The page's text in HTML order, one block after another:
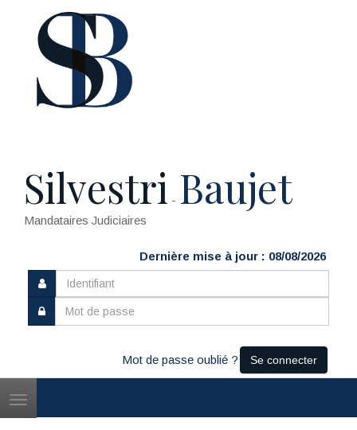
Silvestri - Baujet
Mandataires Judiciaires
Dernière mise à jour : 08/08/2026
Mot de passe oublié ? Se connecter
Toggle